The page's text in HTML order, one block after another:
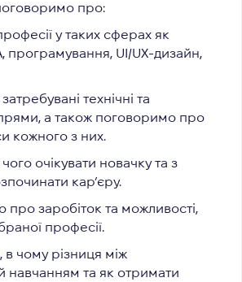
про:
у таких сферах як
програмування, UI/UX-дизайн,
технічні та
а також поговоримо про
кожного з них.
очікувати новачку та з
кар’єру.
про заробіток та можливості,
професії.
в чому різниця між
навчанням та як отримати